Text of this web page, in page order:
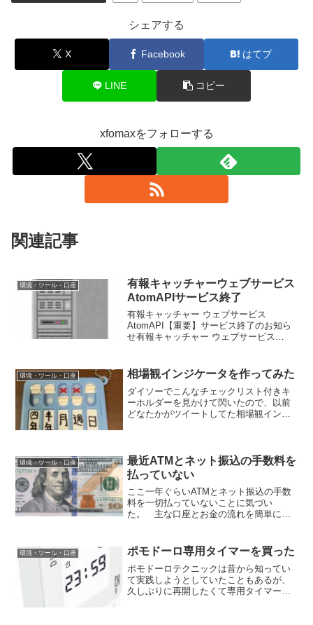
シェアする
X Facebook はてブ
LINE コピー
xfomaxをフォローする
関連記事
環境・ツール・口座
有報キャッチャーウェブサービス
AtomAPIサービス終了
有報キャッチャー ウェブサービス
AtomAPI【重要】サービス終了のお知ら
せ有報キャッチャー ウェブサービス
スを提供して参りましたが、サーバの老
朽化やその...
環境・ツール・口座 相場観インジケータを作ってみた
ダイソーでこんなチェックリスト付きキ
ーホルダーを見かけて閃いたので、以前
どなたかがツイートしてた相場観インジ
の相場観と矛盾する無意味...
環境・ツール・口座
最近ATMとネット振込の手数料を
払っていない
ここ一年ぐらいATMとネット振込の手数
料を一切払っていないことに気づい
た。 主な口座とお金の流れを簡単に図
SBIネット銀行ハイブリッド預金↓(3)◇住
信...
環境・ツール・口座 ポモドーロ専用タイマーを買った
ポモドーロテクニックは昔から知ってい
て実践しようとしていたこともあるが、
久しぶりに再開したくて専用タイマーを